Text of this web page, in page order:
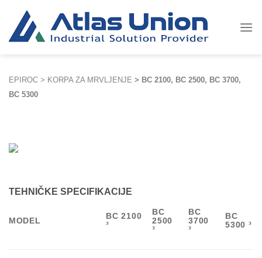
content
EPIROC > KORPA ZA MRVLJENJE > BC 2100, BC 2500, BC 3700,
BC 5300
TEHNIČKE SPECIFIKACIJE
MODEL
BC 2100
³
BC
2500
³
BC
3700
³
BC
5300 ³